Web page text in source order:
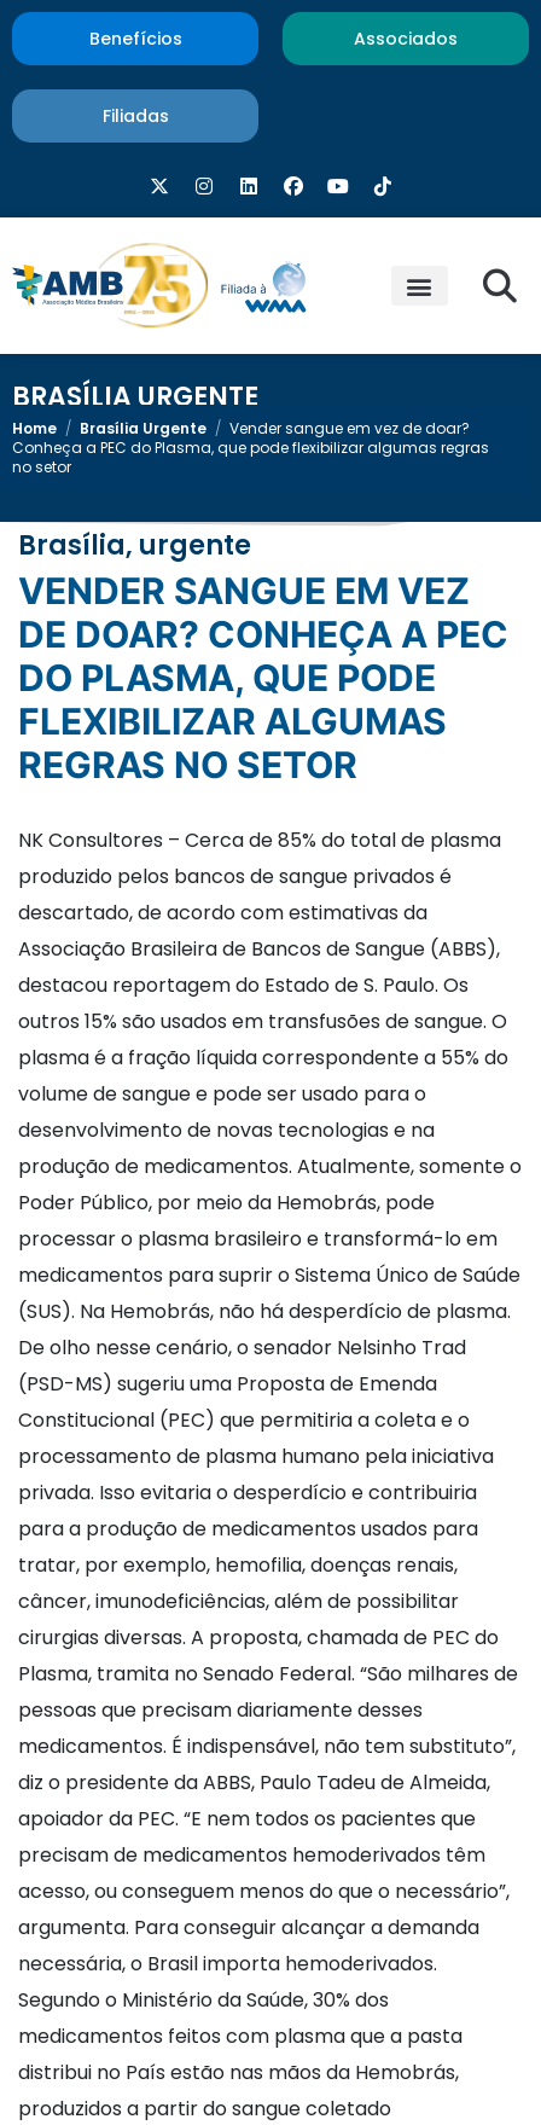
Benefícios Associados
Filiadas
BRASÍLIA URGENTE
Home / Brasília Urgente / Vender sangue em vez de doar?
Conheça a PEC do Plasma, que pode flexibilizar algumas regras
no setor
Brasília, urgente
VENDER SANGUE EM VEZ
DE DOAR? CONHEÇA A PEC
DO PLASMA, QUE PODE
FLEXIBILIZAR ALGUMAS
REGRAS NO SETOR
NK Consultores – Cerca de 85% do total de plasma
produzido pelos bancos de sangue privados é
descartado, de acordo com estimativas da
Associação Brasileira de Bancos de Sangue (ABBS),
destacou reportagem do Estado de S. Paulo. Os
outros 15% são usados em transfusões de sangue. O
plasma é a fração líquida correspondente a 55% do
volume de sangue e pode ser usado para o
desenvolvimento de novas tecnologias e na
produção de medicamentos. Atualmente, somente o
Poder Público, por meio da Hemobrás, pode
processar o plasma brasileiro e transformá-lo em
medicamentos para suprir o Sistema Único de Saúde
(SUS). Na Hemobrás, não há desperdício de plasma.
De olho nesse cenário, o senador Nelsinho Trad
(PSD-MS) sugeriu uma Proposta de Emenda
Constitucional (PEC) que permitiria a coleta e o
processamento de plasma humano pela iniciativa
privada. Isso evitaria o desperdício e contribuiria
para a produção de medicamentos usados para
tratar, por exemplo, hemofilia, doenças renais,
câncer, imunodeficiências, além de possibilitar
cirurgias diversas. A proposta, chamada de PEC do
Plasma, tramita no Senado Federal. “São milhares de
pessoas que precisam diariamente desses
medicamentos. É indispensável, não tem substituto”,
diz o presidente da ABBS, Paulo Tadeu de Almeida,
apoiador da PEC. “E nem todos os pacientes que
precisam de medicamentos hemoderivados têm
acesso, ou conseguem menos do que o necessário”,
argumenta. Para conseguir alcançar a demanda
necessária, o Brasil importa hemoderivados.
Segundo o Ministério da Saúde, 30% dos
medicamentos feitos com plasma que a pasta
distribui no País estão nas mãos da Hemobrás,
produzidos a partir do sangue coletado